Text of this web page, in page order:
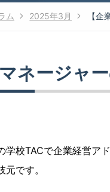
ム 2025年3月 【
】マネージャ
学校TACで企業経営ア
です。